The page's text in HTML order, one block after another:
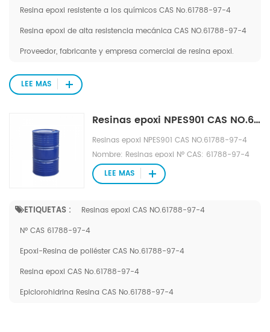
láminas de cobre, tinta.
Resina epoxi resistente a los químicos CAS No.61788-97-4
Resina epoxi de alta resistencia mecánica CAS NO.61788-97-4
Proveedor, fabricante y empresa comercial de resina epoxi.
LEE MAS
Resinas epoxi NPES901 CAS NO.61788-97-4
Resinas epoxi NPES901 CAS NO.61788-97-4
Nombre: Resinas epoxi Nº CAS: 61788-97-4
Apariencia: Líquido transparente incoloro
Especificaciones: NPES901 Punto de
aplicación: Construcción naval y
circuitos, equipamiento deportivo, embalajes
optoelectrónicos, revestimientos de resina.
ETIQUETAS :
Resinas epoxi CAS NO.61788-97-4
Nº CAS 61788-97-4
Epoxi-Resina de poliéster CAS No.61788-97-4
Resina epoxi CAS No.61788-97-4
Epiclorohidrina Resina CAS No.61788-97-4
LEE MAS